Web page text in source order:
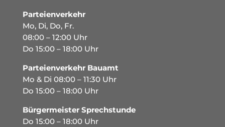
Parteienverkehr
Mo, Di, Do, Fr.
08:00 – 12:00 Uhr
Do 15:00 – 18:00 Uhr
Parteienverkehr Bauamt
Mo & Di 08:00 – 11:30 Uhr
Do 15:00 – 18:00 Uhr
Bürgermeister Sprechstunde
Do 15:00 – 18:00 Uhr